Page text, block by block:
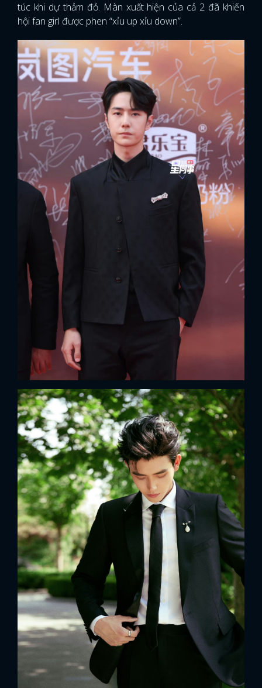
túc khi dự thảm đỏ. Màn xuất hiện của cả 2 đã khiến
hội fan girl được phen “xỉu up xỉu down”.